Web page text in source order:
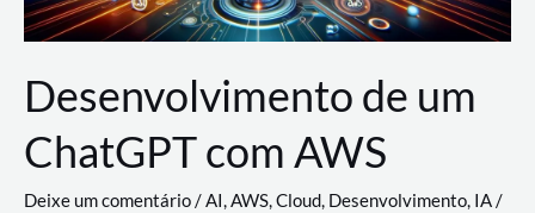
e
Azure
Desenvolvimento de um
ChatGPT com AWS
Deixe um comentário/AI,AWS,Cloud, Desenvolvimento, IA/